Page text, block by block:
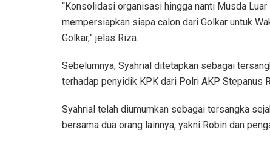
“Konsolidasi organisasi hingga nanti Musda
mempersiapkan siapa calon dari Golkar untuk
Golkar,” jelas Riza.
Sebelumnya, Syahrial ditetapkan sebagai
terhadap penyidik KPK dari Polri AKP Stepanus
Syahrial telah diumumkan sebagai tersangka
bersama dua orang lainnya, yakni Robin dan